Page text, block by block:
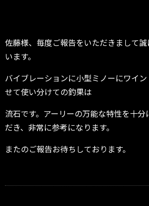
佐藤様、毎度ご報告をいただきまして
います。
バイブレーションに小型ミノーにワイ
せて使い分けての釣果は
流石です。アーリーの万能な特性を十
だき、非常に参考になります。
またのご報告お待ちしております。